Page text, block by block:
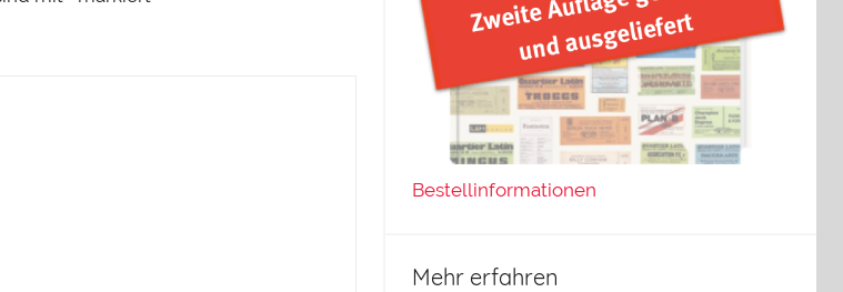
Bestellinformationen
Mehr erfahren